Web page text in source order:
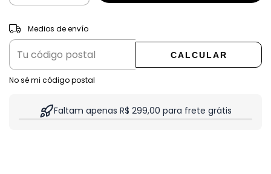
Entregas para el CP:
Medios de envío
CALCULAR
No sé mi código postal
Faltam apenas R$ 299,00 para frete grátis